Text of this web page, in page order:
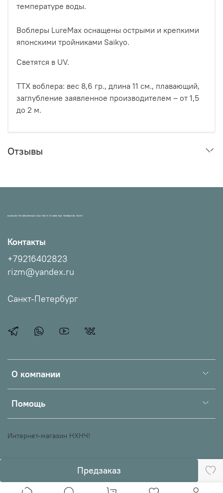
Предзаказ
температуре воды.
Воблеры LureMax оснащены острыми и крепкими
японскими тройниками Saikyo.
Светятся в UV.
ТТХ воблера: вес 8,6 гр., длина 11 см., плавающий,
заглубление заявленное производителем – от 1,5
до 2 м.
Отзывы
МАГАЗИН ПРОВЕРЕННЫХ СНАСТЕЙ И УЛОВИСТЫХ ПРИМАНОК НХНЧ!
О компании
Помощь
Контакты
+79216402823
rizm@yandex.ru
Санкт-Петербург
Интернет-магазин НХНЧ!